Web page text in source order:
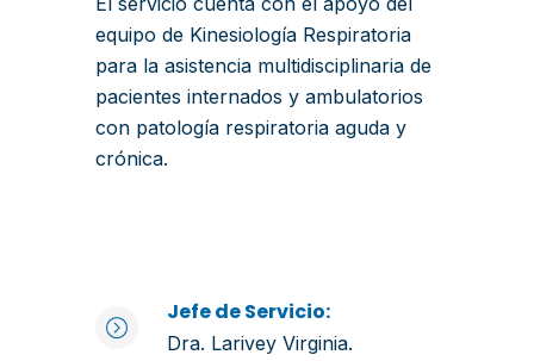
equipo de Kinesiología Respiratoria
para la asistencia multidisciplinaria de
pacientes internados y ambulatorios
con patología respiratoria aguda y
crónica.
Jefe de Servicio:
Dra. Larivey Virginia.